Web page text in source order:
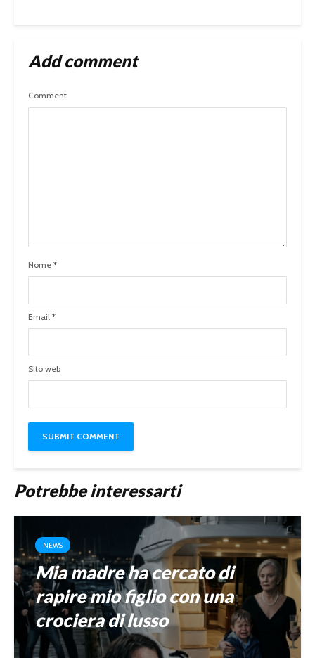
Add comment
Comment
Nome *
Email *
Sito web
Potrebbe interessarti
NEWS
Mia madre ha cercato di
rapire mio figlio con una
crociera di lusso